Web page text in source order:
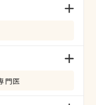
門医